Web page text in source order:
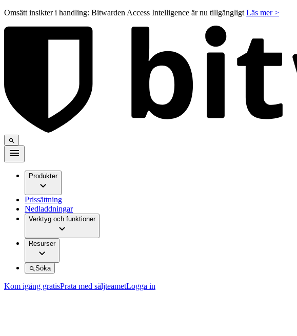
Omsätt insikter i handling: Bitwarden Access Intelligence är nu tillgängligt Läs mer >
Produkter
Prissättning
Nedladdningar
Verktyg och funktioner
Resurser
Söka
Kom igång gratisPrata med säljteametLogga in